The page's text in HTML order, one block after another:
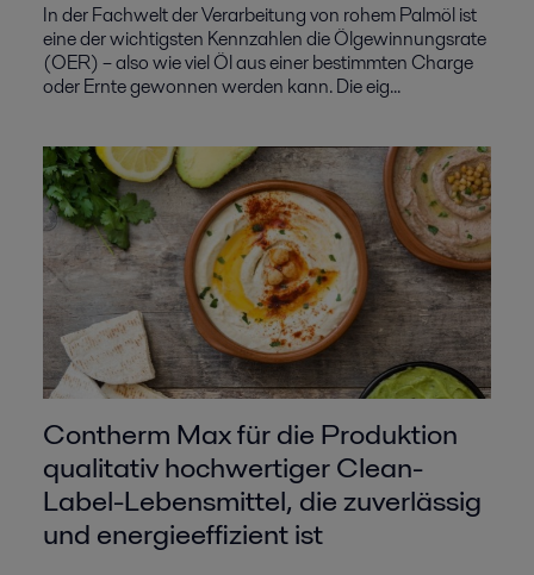
In der Fachwelt der Verarbeitung von rohem Palmöl ist
eine der wichtigsten Kennzahlen die Ölgewinnungsrate
(OER) – also wie viel Öl aus einer bestimmten Charge
oder Ernte gewonnen werden kann. Die eig...
Contherm Max für die Produktion
qualitativ hochwertiger Clean-
Label-Lebensmittel, die zuverlässig
und energieeffizient ist